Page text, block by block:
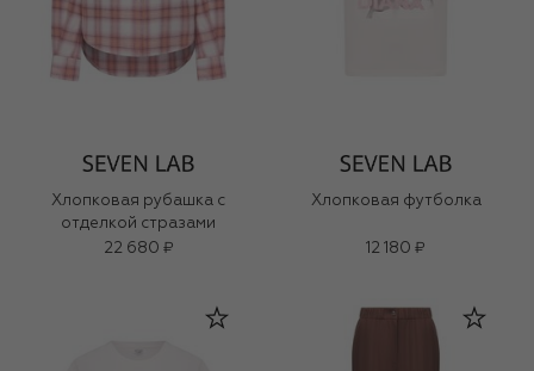
Хлопковая рубашка с
отделкой стразами
22 680 ₽
Хлопковая футболка
12 180 ₽